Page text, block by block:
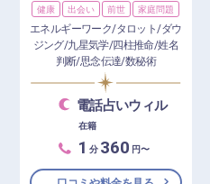
健康
出会い 前世 家庭問題
エネルギーワーク/タロット/ダウ
ジング/九星気学/四柱推命/姓名
判断/思念伝達/数秘術
電話占いウィル
在籍
1 分 360 円〜